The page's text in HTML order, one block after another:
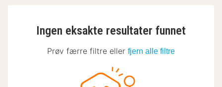
Ingen eksakte resultater funnet
Prøv færre filtre eller fjern alle filtre